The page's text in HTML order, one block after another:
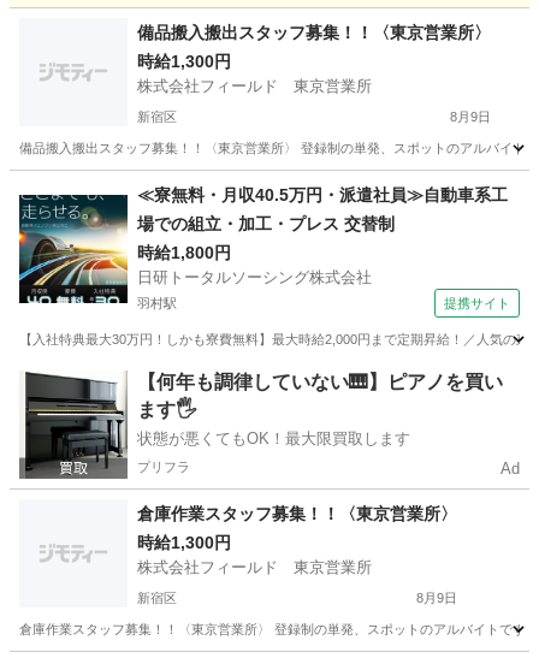
平井駅 その他
備品搬入搬出スタッフ募集！！〈東京営業所〉
時給1,300円
株式会社フィールド 東京営業所
新宿区 8月9日
備品搬入搬出スタッフ募集！！〈東京営業所〉 登録制の単発、スポットのアルバイ
軽作業
≪寮無料・月収40.5万円・派遣社員≫自動車系工
場での組立・加工・プレス 交替制
時給1,800円
日研トータルソーシング株式会社
羽村駅 提携サイト
【入社特典最大30万円！しかも寮費無料】最大時給2,000円まで定期昇給！／人気の
東京 羽村市 羽村駅 その他
【何年も調律していない🎹】ピアノを買い
ます🖐️
状態が悪くてもOK！最大限買取します
プリフラ Ad
倉庫作業スタッフ募集！！〈東京営業所〉
時給1,300円
株式会社フィールド 東京営業所
新宿区 8月9日
倉庫作業スタッフ募集！！〈東京営業所〉 登録制の単発、スポットのアルバイトで